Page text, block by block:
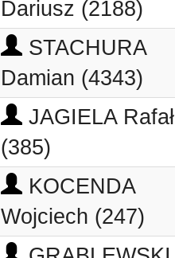
Dariusz (2188)
STACHURA
Damian (4343)
JAGIELA Rafał
(385)
KOCENDA
Wojciech (247)